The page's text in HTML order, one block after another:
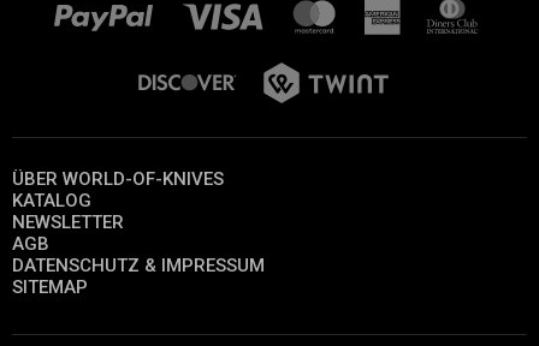
ÜBER WORLD-OF-KNIVES
KATALOG
NEWSLETTER
AGB
DATENSCHUTZ & IMPRESSUM
SITEMAP